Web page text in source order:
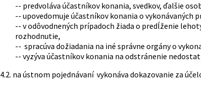
-- predvoláva účastníkov konania, svedkov, ďalšie
-- upovedomuje účastníkov konania o vykonávaných
-- v odôvodnených prípadoch žiada o predĺženie
rozhodnutie,
-- spracúva dožiadania na iné správne orgány o
-- vyzýva účastníkov konania na odstránenie
4.2. na ústnom pojednávaní vykonáva dokazovanie za